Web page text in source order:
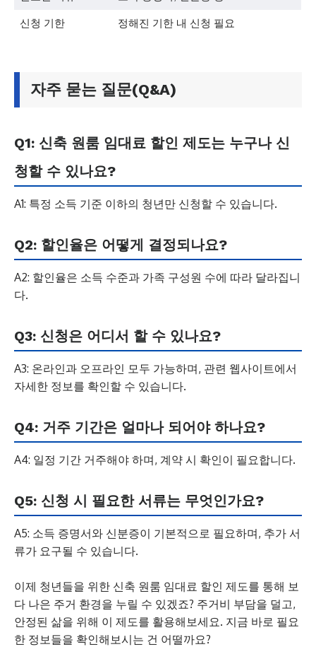
신청 기한 정해진 기한 내 신청 필요
자주 묻는 질문(Q&A)
Q1: 신축 원룸 임대료 할인 제도는 누구나 신
청할 수 있나요?
A1: 특정 소득 기준 이하의 청년만 신청할 수 있습니다.
Q2: 할인율은 어떻게 결정되나요?
A2: 할인율은 소득 수준과 가족 구성원 수에 따라 달라집니
다.
Q3: 신청은 어디서 할 수 있나요?
A3: 온라인과 오프라인 모두 가능하며, 관련 웹사이트에서
자세한 정보를 확인할 수 있습니다.
Q4: 거주 기간은 얼마나 되어야 하나요?
A4: 일정 기간 거주해야 하며, 계약 시 확인이 필요합니다.
Q5: 신청 시 필요한 서류는 무엇인가요?
A5: 소득 증명서와 신분증이 기본적으로 필요하며, 추가 서
류가 요구될 수 있습니다.
이제 청년들을 위한 신축 원룸 임대료 할인 제도를 통해 보
다 나은 주거 환경을 누릴 수 있겠죠? 주거비 부담을 덜고,
안정된 삶을 위해 이 제도를 활용해보세요. 지금 바로 필요
한 정보들을 확인해보시는 건 어떨까요?